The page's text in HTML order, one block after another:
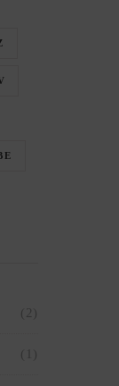
(2)
(1)